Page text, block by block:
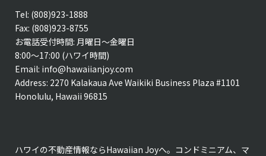
Tel: (808)923-1888
Fax: (808)923-8755
お電話受付時間: 月曜日〜金曜日
8:00〜17:00 (ハワイ時間)
Email: info@hawaiianjoy.com
Address: 2270 Kalakaua Ave Waikiki Business Plaza #1101
Honolulu, Hawaii 96815
ハワイの不動産情報ならHawaiian Joyへ。コンドミニアム、マ